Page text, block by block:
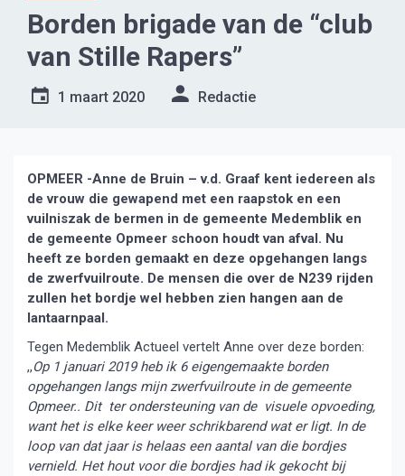
Borden brigade van de “club
van Stille Rapers”
1 maart 2020 Redactie
OPMEER -Anne de Bruin – v.d. Graaf kent iedereen als
de vrouw die gewapend met een raapstok en een
vuilniszak de bermen in de gemeente Medemblik en
de gemeente Opmeer schoon houdt van afval. Nu
heeft ze borden gemaakt en deze opgehangen langs
de zwerfvuilroute. De mensen die over de N239 rijden
zullen het bordje wel hebben zien hangen aan de
lantaarnpaal.
Tegen Medemblik Actueel vertelt Anne over deze borden:
,,Op 1 januari 2019 heb ik 6 eigengemaakte borden
opgehangen langs mijn zwerfvuilroute in de gemeente
Opmeer.. Dit ter ondersteuning van de visuele opvoeding,
want het is elke keer weer schrikbarend wat er ligt. In de
loop van dat jaar is helaas een aantal van die bordjes
vernield. Het hout voor die bordjes had ik gekocht bij